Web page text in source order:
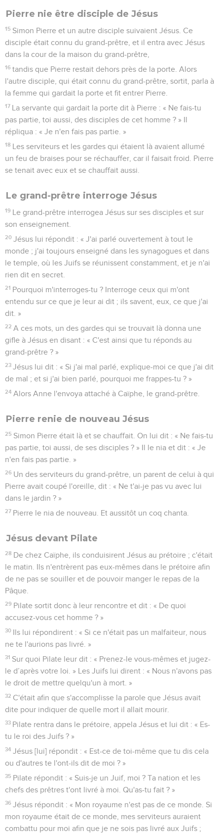
Pierre nie être disciple de Jésus
15 Simon Pierre et un autre disciple suivaient Jésus. Ce
disciple était connu du grand-prêtre, et il entra avec Jésus
dans la cour de la maison du grand-prêtre,
16 tandis que Pierre restait dehors près de la porte. Alors
l'autre disciple, qui était connu du grand-prêtre, sortit, parla à
la femme qui gardait la porte et fit entrer Pierre.
17 La servante qui gardait la porte dit à Pierre : « Ne fais-tu
pas partie, toi aussi, des disciples de cet homme ? » Il
répliqua : « Je n'en fais pas partie. »
18 Les serviteurs et les gardes qui étaient là avaient allumé
un feu de braises pour se réchauffer, car il faisait froid. Pierre
se tenait avec eux et se chauffait aussi.
Le grand-prêtre interroge Jésus
19 Le grand-prêtre interrogea Jésus sur ses disciples et sur
son enseignement.
20 Jésus lui répondit : « J'ai parlé ouvertement à tout le
monde ; j'ai toujours enseigné dans les synagogues et dans
le temple, où les Juifs se réunissent constamment, et je n'ai
rien dit en secret.
21 Pourquoi m'interroges-tu ? Interroge ceux qui m'ont
entendu sur ce que je leur ai dit ; ils savent, eux, ce que j'ai
dit. »
22 A ces mots, un des gardes qui se trouvait là donna une
gifle à Jésus en disant : « C'est ainsi que tu réponds au
grand-prêtre ? »
23 Jésus lui dit : « Si j'ai mal parlé, explique-moi ce que j'ai dit
de mal ; et si j'ai bien parlé, pourquoi me frappes-tu ? »
24 Alors Anne l'envoya attaché à Caïphe, le grand-prêtre.
Pierre renie de nouveau Jésus
25 Simon Pierre était là et se chauffait. On lui dit : « Ne fais-tu
pas partie, toi aussi, de ses disciples ? » Il le nia et dit : « Je
n'en fais pas partie. »
26 Un des serviteurs du grand-prêtre, un parent de celui à qui
Pierre avait coupé l'oreille, dit : « Ne t'ai-je pas vu avec lui
dans le jardin ? »
27 Pierre le nia de nouveau. Et aussitôt un coq chanta.
Jésus devant Pilate
28 De chez Caïphe, ils conduisirent Jésus au prétoire ; c'était
le matin. Ils n'entrèrent pas eux-mêmes dans le prétoire afin
de ne pas se souiller et de pouvoir manger le repas de la
Pâque.
29 Pilate sortit donc à leur rencontre et dit : « De quoi
accusez-vous cet homme ? »
30 Ils lui répondirent : « Si ce n'était pas un malfaiteur, nous
ne te l'aurions pas livré. »
31 Sur quoi Pilate leur dit : « Prenez-le vous-mêmes et jugez-
le d’après votre loi. » Les Juifs lui dirent : « Nous n'avons pas
le droit de mettre quelqu'un à mort. »
32 C'était afin que s'accomplisse la parole que Jésus avait
dite pour indiquer de quelle mort il allait mourir.
33 Pilate rentra dans le prétoire, appela Jésus et lui dit : « Es-
tu le roi des Juifs ? »
34 Jésus [lui] répondit : « Est-ce de toi-même que tu dis cela
ou d'autres te l'ont-ils dit de moi ? »
35 Pilate répondit : « Suis-je un Juif, moi ? Ta nation et les
chefs des prêtres t'ont livré à moi. Qu'as-tu fait ? »
36 Jésus répondit : « Mon royaume n'est pas de ce monde. Si
mon royaume était de ce monde, mes serviteurs auraient
combattu pour moi afin que je ne sois pas livré aux Juifs ;